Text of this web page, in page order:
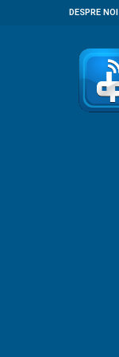
DESPRE NOI